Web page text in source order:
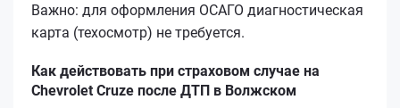
Важно: для оформления ОСАГО диагностическая
карта (техосмотр) не требуется.
Как действовать при страховом случае на
Chevrolet Cruze после ДТП в Волжском